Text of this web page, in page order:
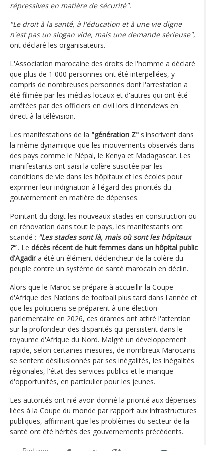
répressives en matière de sécurité".
"Le droit à la santé, à l'éducation et à une vie digne
n'est pas un slogan vide, mais une demande sérieuse",
ont déclaré les organisateurs.
L'Association marocaine des droits de l'homme a déclaré
que plus de 1 000 personnes ont été interpellées, y
compris de nombreuses personnes dont l'arrestation a
été filmée par les médias locaux et d'autres qui ont été
arrêtées par des officiers en civil lors d'interviews en
direct à la télévision.
Les manifestations de la "génération Z" s'inscrivent dans
la même dynamique que les mouvements observés dans
des pays comme le Népal, le Kenya et Madagascar. Les
manifestants ont saisi la colère suscitée par les
conditions de vie dans les hôpitaux et les écoles pour
exprimer leur indignation à l'égard des priorités du
gouvernement en matière de dépenses.
Pointant du doigt les nouveaux stades en construction ou
en rénovation dans tout le pays, les manifestants ont
scandé : "Les stades sont là, mais où sont les hôpitaux
?". Le décès récent de huit femmes dans un hôpital public
d'Agadira été un élément déclencheur de la colère du
peuple contre un système de santé marocain en déclin.
Alors que le Maroc se prépare à accueillir la Coupe
d'Afrique des Nations de football plus tard dans l'année et
que les politiciens se préparent à une élection
parlementaire en 2026, ces drames ont attiré l'attention
sur la profondeur des disparités qui persistent dans le
royaume d'Afrique du Nord. Malgré un développement
rapide, selon certaines mesures, de nombreux Marocains
se sentent désillusionnés par ses inégalités, les inégalités
régionales, l'état des services publics et le manque
d'opportunités, en particulier pour les jeunes.
Les autorités ont nié avoir donné la priorité aux dépenses
liées à la Coupe du monde par rapport aux infrastructures
publiques, affirmant que les problèmes du secteur de la
santé ont été hérités des gouvernements précédents.